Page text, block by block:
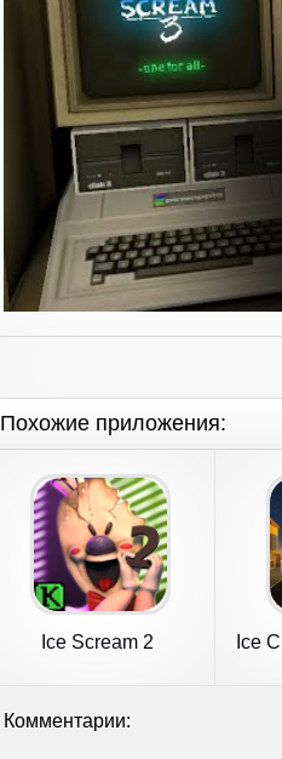
Похожие приложения:
Ice Scream 2
Ice
Комментарии: